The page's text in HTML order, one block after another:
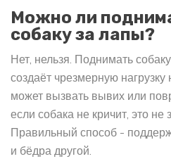
Можно ли
собаку за лапы?
Нет, нельзя. Поднимать
создаёт чрезмерную
может вызвать вывих или
если собака не кричит, это не
Правильный способ -
и бёдра другой.